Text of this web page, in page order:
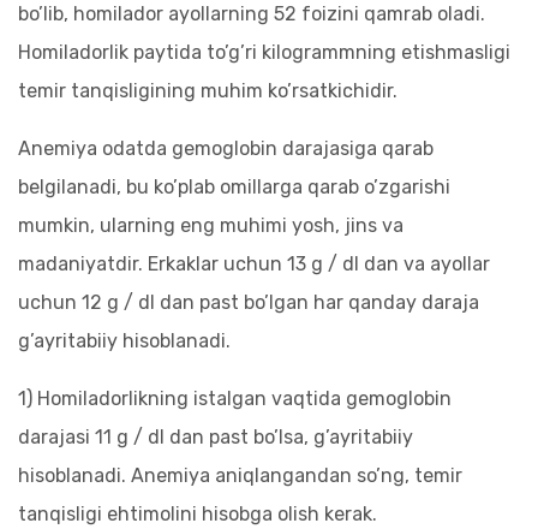
bo’lib, homilador ayollarning 52 foizini qamrab oladi.
Homiladorlik paytida to’g’ri kilogrammning etishmasligi
temir tanqisligining muhim ko’rsatkichidir.
Anemiya odatda gemoglobin darajasiga qarab
belgilanadi, bu ko’plab omillarga qarab o’zgarishi
mumkin, ularning eng muhimi yosh, jins va
madaniyatdir. Erkaklar uchun 13 g / dl dan va ayollar
uchun 12 g / dl dan past bo’lgan har qanday daraja
g’ayritabiiy hisoblanadi.
1) Homiladorlikning istalgan vaqtida gemoglobin
darajasi 11 g / dl dan past bo’lsa, g’ayritabiiy
hisoblanadi. Anemiya aniqlangandan so’ng, temir
tanqisligi ehtimolini hisobga olish kerak.